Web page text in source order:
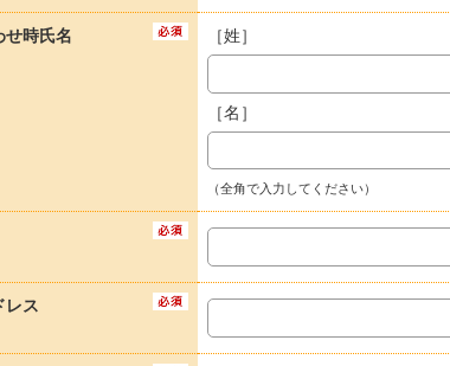
せ時氏名 ［姓］
［名］
（全角で入力してください）
レス